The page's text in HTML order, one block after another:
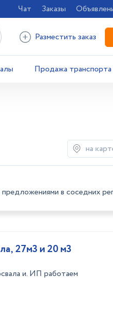
Чат Заказы
Разместить заказ
Продажа транспорта
на
в соседних
27м3 и 20 м3
и. ИП работаем